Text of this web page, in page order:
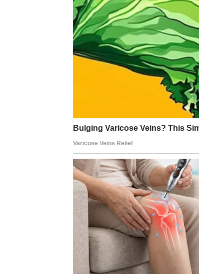
si pravdao razumevanjem.
Istina koja dolazi može imati dva lica:
–ili produbljenje odnosa, kroz
–ili oslobađanje, jer shvataš da je
Za slobodne Strelčeve, istina se ne
bliskost ili samo ideju slobode bez
Najvažnija lekcija za tebe sada je
priznaš sebi šta želiš, a šta ne,
svaki sledeći korak.
Poruka za Strelca:
Ne moraš da ideš dalje da bi bio
istinu u oči.
OVAN – istina koja